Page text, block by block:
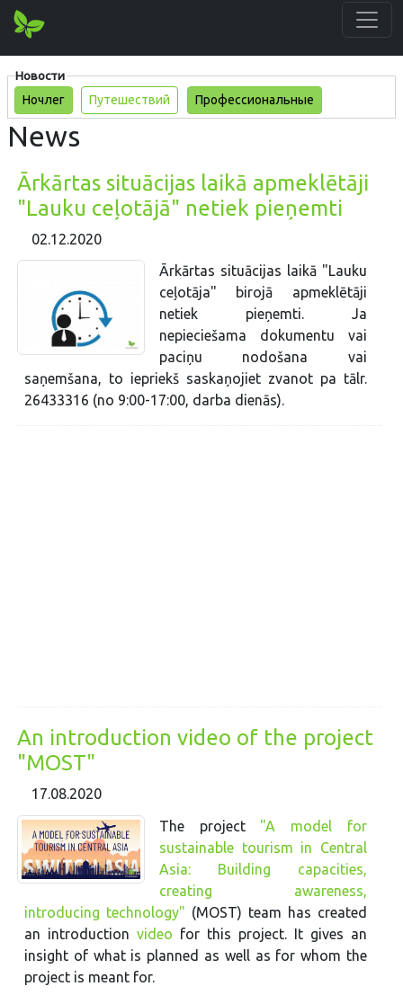
Новости
Ночлег
Путешествий Профессиональные
News
Ārkārtas situācijas laikā apmeklētāji
"Lauku ceļotājā" netiek pieņemti
02.12.2020
Ārkārtas situācijas laikā "Lauku
ceļotāja" birojā apmeklētāji
netiek pieņemti. Ja
nepieciešama dokumentu vai
paciņu nodošana vai
saņemšana, to iepriekš saskaņojiet zvanot pa tālr.
26433316 (no 9:00-17:00, darba dienās).
An introduction video of the project
"MOST"
17.08.2020
The project "A model for
sustainable tourism in Central
Asia: Building capacities,
creating awareness,
introducing technology" (MOST) team has created
an introductionvideo for this project. It gives an
insight of what is planned as well as for whom the
project is meant for.